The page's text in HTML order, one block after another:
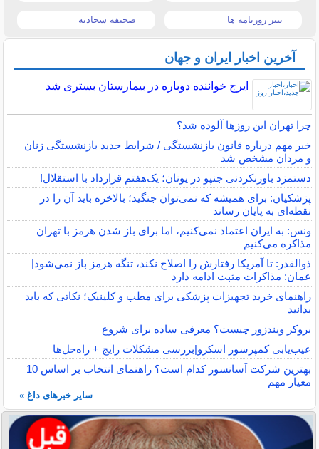
تیتر روزنامه ها صحیفه سجادیه
آخرین اخبار ایران و جهان
ایرج خواننده دوباره در بیمارستان بستری شد
چرا تهران این روزها آلوده شد؟
خبر مهم درباره قانون بازنشستگی / شرایط جدید بازنشستگی زنان
و مردان مشخص شد
دستمزد باورنکردنی جنپو در یونان؛ یک‌هفتم قرارداد با استقلال!
پزشکیان: برای همیشه که نمی‌توان جنگید؛ بالاخره باید آن را در
نقطه‌ای به پایان رساند
ونس: به ایران اعتماد نمی‌کنیم، اما برای باز شدن هرمز با تهران
مذاکره می‌کنیم
ذوالقدر: تا آمریکا رفتارش را اصلاح نکند، تنگه هرمز باز نمی‌شود|
عمان: مذاکرات مثبت ادامه دارد
راهنمای خرید تجهیزات پزشکی برای مطب و کلینیک؛ نکاتی که باید
بدانید
بروکر ویندزور چیست؟ معرفی ساده برای شروع
عیب‌یابی کمپرسور اسکرو|بررسی مشکلات رایج + راه‌حل‌ها
بهترین شرکت آسانسور کدام است؟ راهنمای انتخاب بر اساس 10
معیار مهم
سایر خبرهای داغ »